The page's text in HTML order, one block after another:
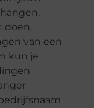
doen,
van een
kun je